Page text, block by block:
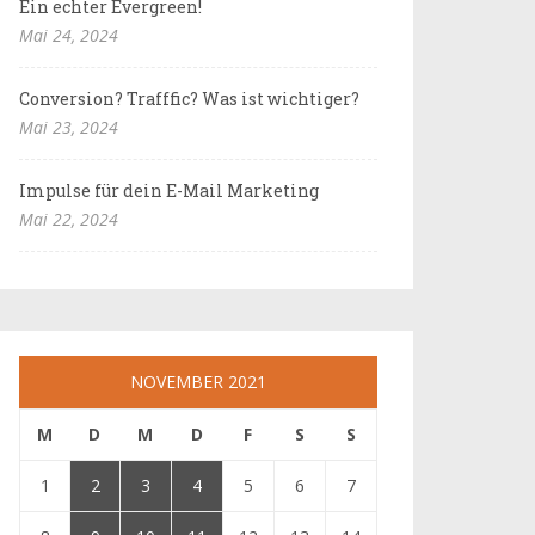
Ein echter Evergreen!
Mai 24, 2024
Conversion? Trafffic? Was ist wichtiger?
Mai 23, 2024
Impulse für dein E-Mail Marketing
Mai 22, 2024
NOVEMBER 2021
M D M D F S S
1 2 3 4 5 6 7